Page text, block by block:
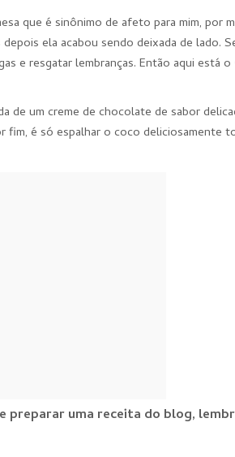
que é sinônimo de afeto para mim, por
ela acabou sendo deixada de lado.
e resgatar lembranças. Então aqui está o
de um creme de chocolate de sabor
é só espalhar o coco deliciosamente
preparar uma receita do blog,